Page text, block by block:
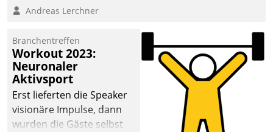
Andreas Lerchner
Branchentreffen
Workout 2023:
Neuronaler
Aktivsport
Erst lieferten die Speaker
visionäre Impulse, dann
wurden die Gäste selbst